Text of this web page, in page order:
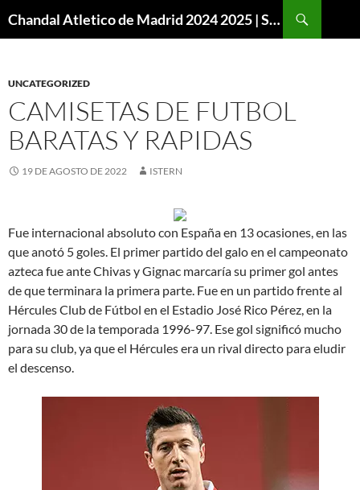
Chandal Atletico de Madrid 2024 2025 | SuperVigo
UNCATEGORIZED
CAMISETAS DE FUTBOL
BARATAS Y RAPIDAS
19 DE AGOSTO DE 2022 ISTERN
Fue internacional absoluto con España en 13 ocasiones, en las
que anotó 5 goles. El primer partido del galo en el campeonato
azteca fue ante Chivas y Gignac marcaría su primer gol antes
de que terminara la primera parte. Fue en un partido frente al
Hércules Club de Fútbol en el Estadio José Rico Pérez, en la
jornada 30 de la temporada 1996-97. Ese gol significó mucho
para su club, ya que el Hércules era un rival directo para eludir
el descenso.